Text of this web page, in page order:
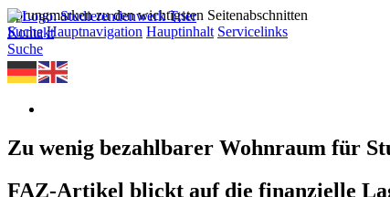
Sprungmarken zu den wichtigsten Seitenabschnitten
Suche Hauptnavigation Hauptinhalt Servicelinks
Kontakt
Suche
Zu wenig bezahlbarer Wohnraum für
FAZ-Artikel blickt auf die finanzielle